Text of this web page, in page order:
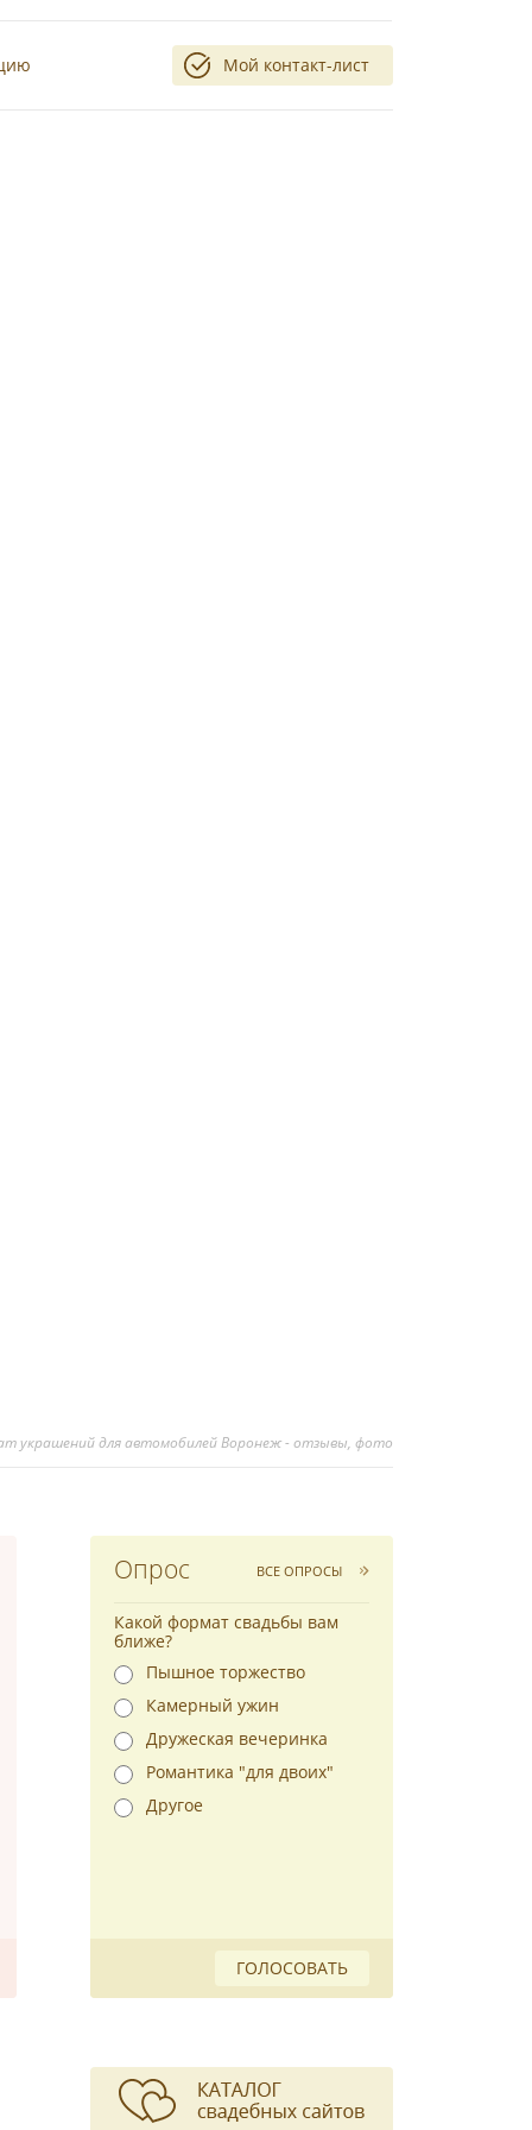
Мой контакт-лист
украшений для автомобилей Воронеж - отзывы, фото
Опрос ВСЕ ОПРОСЫ
Какой формат свадьбы вам
ближе?
Пышное торжество
Камерный ужин
Дружеская вечеринка
Романтика "для двоих"
Другое
ГОЛОСОВАТЬ